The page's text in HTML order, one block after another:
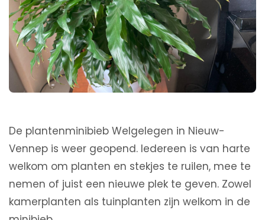
De plantenminibieb Welgelegen in Nieuw-
Vennep is weer geopend. Iedereen is van harte
welkom om planten en stekjes te ruilen, mee te
nemen of juist een nieuwe plek te geven. Zowel
kamerplanten als tuinplanten zijn welkom in de